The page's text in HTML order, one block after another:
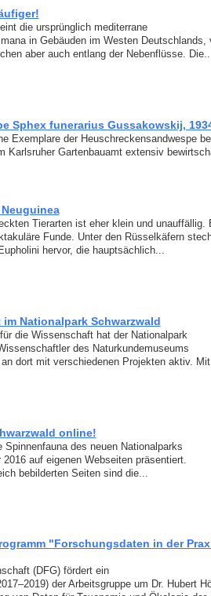
die ursprünglich mediterrane
in Gebäuden im Westen Deutschlands,
aber auch entlang der Nebenflüsse.
Sphex funerarius Gussakowskij,
Exemplare der Heuschreckensandwespe
Karlsruher Gartenbauamt extensiv
Tierarten ist eher klein und unauffällig.
Funde. Unter den Rüsselkäfern
hervor, die hauptsächlich...
Nationalpark Schwarzwald
die Wissenschaft hat der Nationalpark
des Naturkundemuseums
dort mit verschiedenen Projekten aktiv. Mit
online!
Spinnenfauna des neuen Nationalparks
auf eigenen Webseiten präsentiert.
bebilderten Seiten sind die...
"Forschungsdaten in der
(DFG) fördert ein
der Arbeitsgruppe um Dr. Hubert